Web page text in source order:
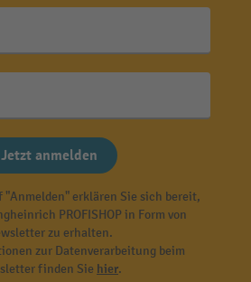
Jetzt anmelden
erklären Sie sich bereit,
PROFISHOP in Form von
zu erhalten.
zur Datenverarbeitung beim
finden Sie hier.